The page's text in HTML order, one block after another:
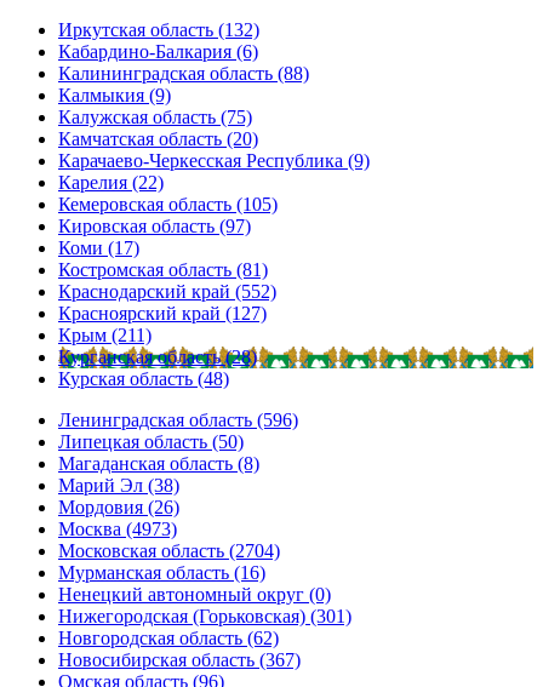
Иркутская область (132)
Кабардино-Балкария (6)
Калининградская область (88)
Калмыкия (9)
Калужская область (75)
Камчатская область (20)
Карачаево-Черкесская Республика (9)
Карелия (22)
Кемеровская область (105)
Кировская область (97)
Коми (17)
Костромская область (81)
Краснодарский край (552)
Красноярский край (127)
Крым (211)
Курганская область (28)
Курская область (48)
Ленинградская область (596)
Липецкая область (50)
Магаданская область (8)
Марий Эл (38)
Мордовия (26)
Москва (4973)
Московская область (2704)
Мурманская область (16)
Ненецкий автономный округ (0)
Нижегородская (Горьковская) (301)
Новгородская область (62)
Новосибирская область (367)
Омская область (96)